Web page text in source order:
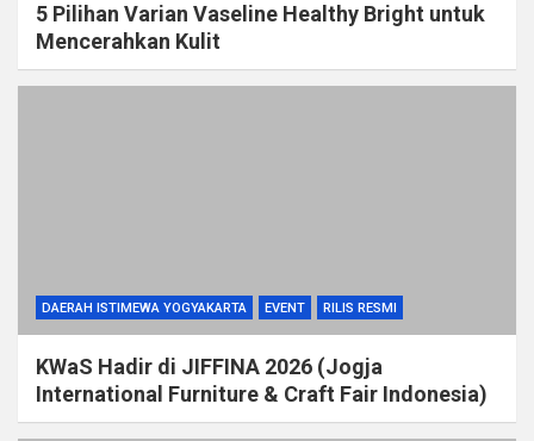
5 Pilihan Varian Vaseline Healthy Bright untuk
Mencerahkan Kulit
DAERAH ISTIMEWA YOGYAKARTA EVENT RILIS RESMI
KWaS Hadir di JIFFINA 2026 (Jogja
International Furniture & Craft Fair Indonesia)